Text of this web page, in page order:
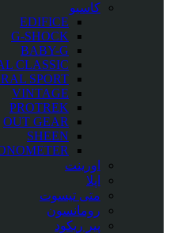
کاسیو
EDIFICE
G-SHOCK
BABY-G
CLASSIC
SPORT
VINTAGE
PROTREK
OUT GEAR
SHEEN
اورینت
اپلا
متی تیسوت
رومانسون
پیر ریکود